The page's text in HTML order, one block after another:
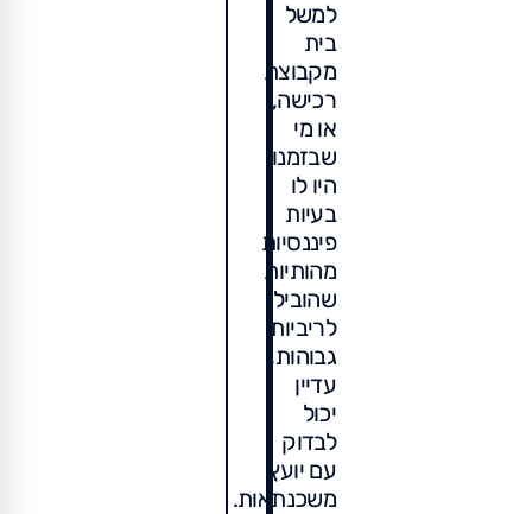
למשל
בית
מקבוצת
רכישה,
או מי
שבזמנו
היו לו
בעיות
פיננסיות
מהותיות
שהובילו
לריביות
גבוהות,
עדיין
יכול
לבדוק
עם יועץ
משכנתאות.